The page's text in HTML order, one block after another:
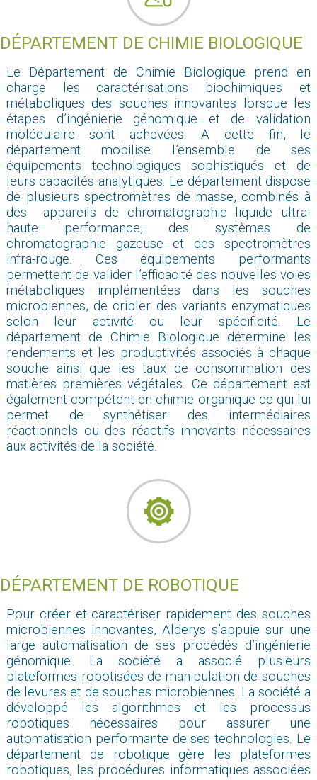
DÉPARTEMENT DE CHIMIE BIOLOGIQUE
Le Département de Chimie Biologique prend en
charge les caractérisations biochimiques et
métaboliques des souches innovantes lorsque les
étapes d’ingénierie génomique et de validation
moléculaire sont achevées. A cette fin, le
département mobilise l’ensemble de ses
équipements technologiques sophistiqués et de
leurs capacités analytiques. Le département dispose
de plusieurs spectromètres de masse, combinés à
des appareils de chromatographie liquide ultra-
haute performance, des systèmes de
chromatographie gazeuse et des spectromètres
infra-rouge. Ces équipements performants
permettent de valider l’efficacité des nouvelles voies
métaboliques implémentées dans les souches
microbiennes, de cribler des variants enzymatiques
selon leur activité ou leur spécificité. Le
département de Chimie Biologique détermine les
rendements et les productivités associés à chaque
souche ainsi que les taux de consommation des
matières premières végétales. Ce département est
également compétent en chimie organique ce qui lui
permet de synthétiser des intermédiaires
réactionnels ou des réactifs innovants nécessaires
aux activités de la société.
DÉPARTEMENT DE ROBOTIQUE
Pour créer et caractériser rapidement des souches
microbiennes innovantes, Alderys s’appuie sur une
large automatisation de ses procédés d’ingénierie
génomique. La société a associé plusieurs
plateformes robotisées de manipulation de souches
de levures et de souches microbiennes. La société a
développé les algorithmes et les processus
robotiques nécessaires pour assurer une
automatisation performante de ses technologies. Le
département de robotique gère les plateformes
robotiques, les procédures informatiques associées